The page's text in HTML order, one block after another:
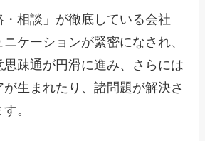
・相談」が徹底している会社
ケーションが緊密になされ、
思疎通が円滑に進み、さらには
生まれたり、諸問題が解決さ
。